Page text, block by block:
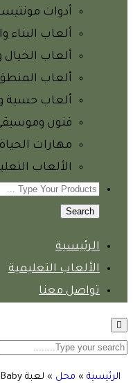
أدوات
ألعاب البناء
ألعاب الخيال
ألعاب المنطق
ألعاب حسية
فنون
مهارات
الألعاب
Search
الرئيسية
الألعاب التعليمية
تواصل معنا
الرئيسية » محل » لعبة Baby على شكل دعسوقة